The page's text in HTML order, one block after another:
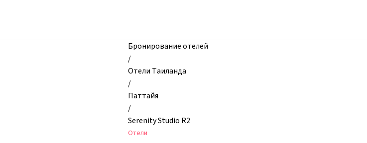
Serenity
Бронирование отелей
/
Отели Таиланда
/
Паттайя
/
Serenity Studio R2
Отели